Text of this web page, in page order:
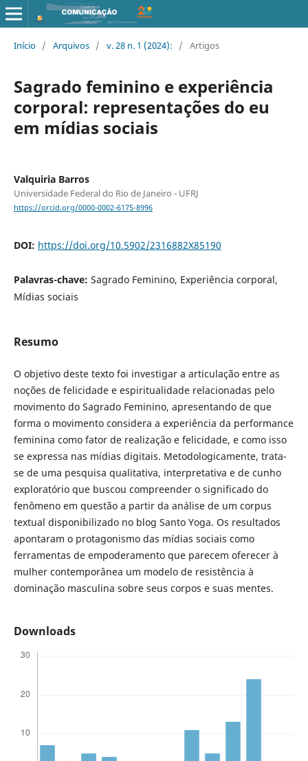
Início / Arquivos / v. 28 n. 1 (2024): / Artigos
Sagrado feminino e experiência
corporal: representações do eu
em mídias sociais
Valquiria Barros
Universidade Federal do Rio de Janeiro - UFRJ
https://orcid.org/0000-0002-6175-8996
DOI: https://doi.org/10.5902/2316882X85190
Palavras-chave: Sagrado Feminino, Experiência corporal,
Mídias sociais
Resumo
O objetivo deste texto foi investigar a articulação entre as
noções de felicidade e espiritualidade relacionadas pelo
movimento do Sagrado Feminino, apresentando de que
forma o movimento considera a experiência da performance
feminina como fator de realização e felicidade, e como isso
se expressa nas mídias digitais. Metodologicamente, trata-
se de uma pesquisa qualitativa, interpretativa e de cunho
exploratório que buscou compreender o significado do
fenômeno em questão a partir da análise de um corpus
textual disponibilizado no blog Santo Yoga. Os resultados
apontaram o protagonismo das mídias sociais como
ferramentas de empoderamento que parecem oferecer à
mulher contemporânea um modelo de resistência à
dominação masculina sobre seus corpos e suas mentes.
Downloads